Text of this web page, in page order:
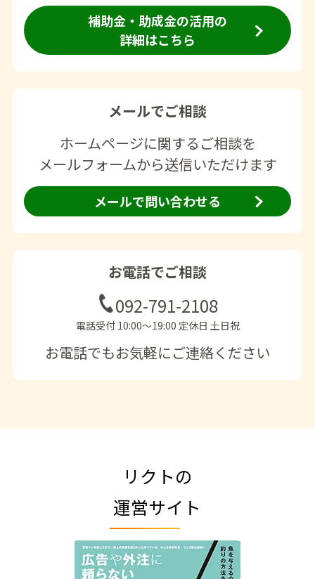
補助金・助成金の活用の
詳細はこちら
メールでご相談
ホームページに関するご相談を
メールフォームから送信いただけます
メールで問い合わせる
お電話でご相談
092-791-2108
電話受付 10:00〜19:00 定休日 土日祝
お電話でもお気軽にご連絡ください
リクトの
運営サイト